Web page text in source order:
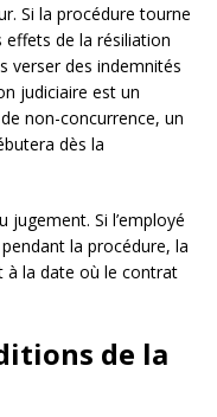
Si la procédure tourne
effets de la résiliation
verser des indemnités
judiciaire est un
non-concurrence, un
dès la
Si l’employé
la procédure, la
à la date où le contrat
de la